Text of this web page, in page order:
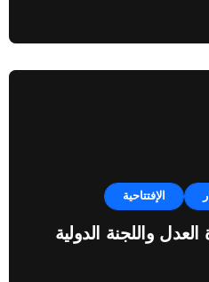
الإفتتاحية
واللجنة الدولية